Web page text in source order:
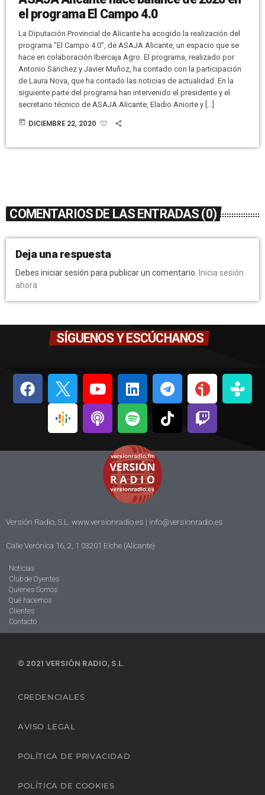
el programa El Campo 4.0
La Diputación Provincial de Alicante ha acogido la realización del
programa "El Campo 4.0", de ASAJA Alicante, un espacio que se
hace en colaboración Ibercaja Agro. El programa, realizado por
Antonio Sánchez y Javier Muñoz, ha contado con la participación
de Laura Nova, que ha contado las noticias de actualidad. En la
siguiente parte del programa han intervenido el presidente y el
secretario técnico de ASAJA Alicante, Eladio Aniorte y […]
today DICIEMBRE 22, 2020
COMENTARIOS DE LAS ENTRADAS (0)
Deja una respuesta
Debes iniciar sesión para publicar un comentario. Inicia sesión
ahora
SÍGUENOS Y ESCÚCHANOS
Versión Radio, S.L. www.versionradio.es | info@versionradio.es
Calle Verónica 16, 2, 1 03201 Elche (Alicante)
Noticias
Club de Oyentes
Quienes Somos
Qué hacemos
Clientes
Contacto
© 2021 VERSIÓN RADIO, S.L.
CREDENCIALES
AVISO LEGAL
POLÍTICA DE PRIVACIDAD
POLÍTICA DE COOKIES